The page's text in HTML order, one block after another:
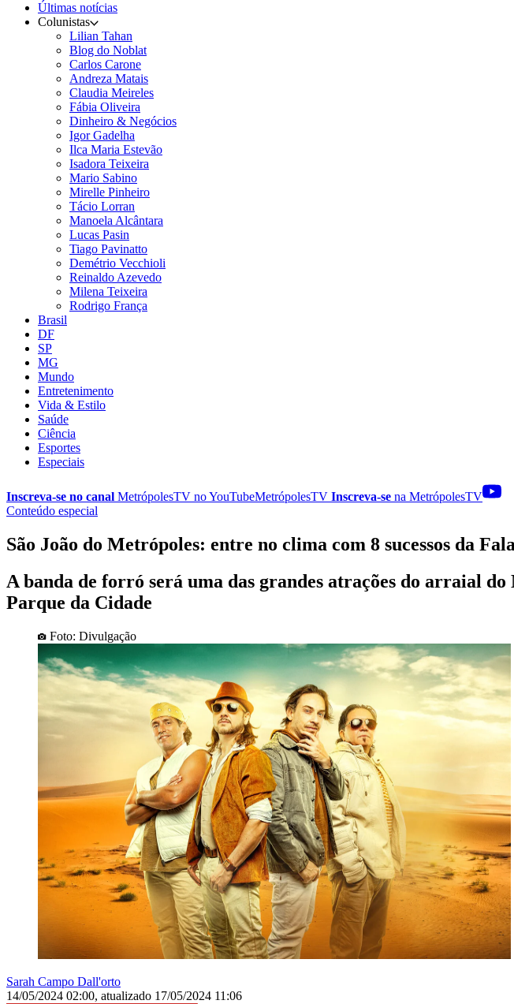
Últimas notícias
Colunistas
Lilian Tahan
Blog do Noblat
Carlos Carone
Andreza Matais
Claudia Meireles
Fábia Oliveira
Dinheiro & Negócios
Igor Gadelha
Ilca Maria Estevão
Isadora Teixeira
Mario Sabino
Mirelle Pinheiro
Tácio Lorran
Manoela Alcântara
Lucas Pasin
Tiago Pavinatto
Demétrio Vecchioli
Reinaldo Azevedo
Milena Teixeira
Rodrigo França
Brasil
DF
SP
MG
Mundo
Entretenimento
Vida & Estilo
Saúde
Ciência
Esportes
Especiais
Inscreva-se no canal MetrópolesTV noYouTubeMetrópolesTV Inscreva-se na MetrópolesTV
Conteúdo especial
São João do Metrópoles: entre no clima com 8 sucessos da
A banda de forró será uma das grandes atrações do arraial
Parque da Cidade
Foto: Divulgação
Sarah Campo Dall'orto
14/05/2024 02:00, atualizado 17/05/2024 11:06